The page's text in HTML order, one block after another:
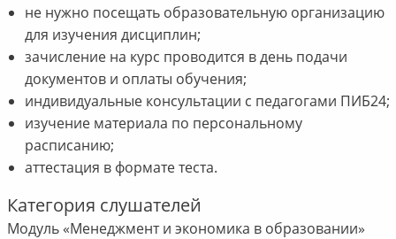
не нужно посещать образовательную организацию
для изучения дисциплин;
зачисление на курс проводится в день подачи
документов и оплаты обучения;
индивидуальные консультации с педагогами ПИБ24;
изучение материала по персональному
расписанию;
аттестация в формате теста.
Категория слушателей
Модуль «Менеджмент и экономика в образовании»